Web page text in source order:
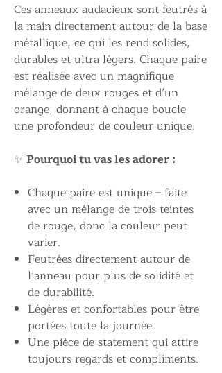
Ces anneaux audacieux sont feutrés à
la main directement autour de la base
métallique, ce qui les rend solides,
durables et ultra légers. Chaque paire
est réalisée avec un magnifique
mélange de deux rouges et d’un
orange, donnant à chaque boucle
une profondeur de couleur unique.
✨ Pourquoi tu vas les adorer :
Chaque paire est unique – faite
avec un mélange de trois teintes
de rouge, donc la couleur peut
varier.
Feutrées directement autour de
l’anneau pour plus de solidité et
de durabilité.
Légères et confortables pour être
portées toute la journée.
Une pièce de statement qui attire
toujours regards et compliments.